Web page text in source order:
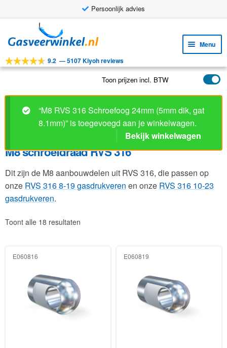
Persoonlijk advies
door
navigatie
naar
inhoud
Menu
Tools
Toepassingen
Klantenservice
9.2 —5107 Kiyoh reviews
Toon prijzen incl. BTW
“M8 RVS 316 Schroefoog 24mm (5mm dik, gat
8.1mm)” is toegevoegd aan je winkelwagen.
Bekijk winkelwagen
M8 schroefdraad RVS 316
Dit zijn de M8 aanbouwdelen uit RVS 316, die passen op
onze RVS 316 8-19 gasdrukveren en onze RVS 316 10-23
gasdrukveren.
Toont alle 18 resultaten
E060816 E060819